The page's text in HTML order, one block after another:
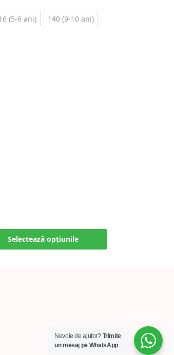
(5-6 ani) 140 (9-10 ani)
Selectează opțiunile
Nevoie de ajutor? Trimite
un mesaj pe WhatsApp